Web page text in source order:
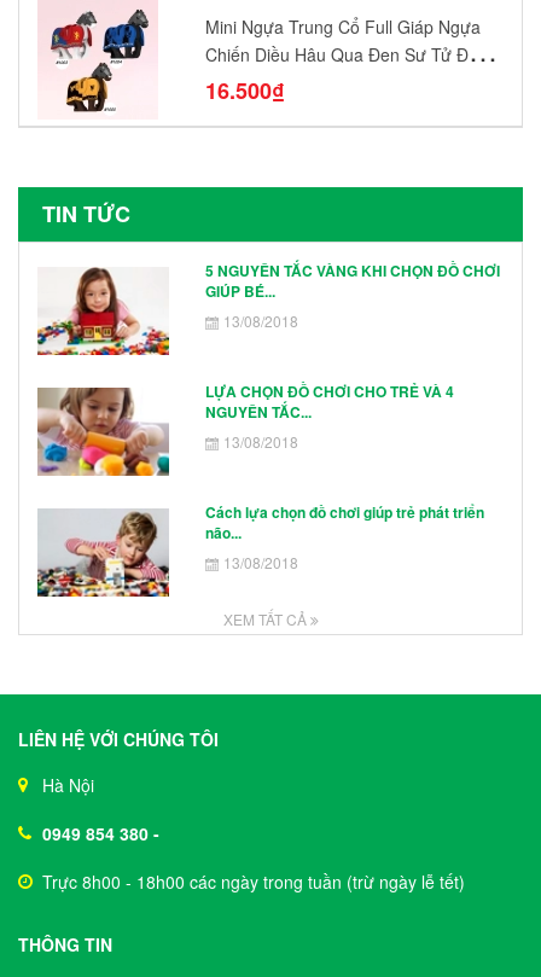
Mini Ngựa Trung Cổ Full Giáp Ngựa
Chiến Diều Hâu Quạ Đen Sư Tử Đỏ
N1003 - N1005 Đồ Chơi Lắp Ráp Mô
Hình Nhân Vật
16.500₫
TIN TỨC
5 NGUYÊN TẮC VÀNG KHI CHỌN ĐỒ CHƠI
GIÚP BÉ...
13/08/2018
LỰA CHỌN ĐỒ CHƠI CHO TRẺ VÀ 4
NGUYÊN TẮC...
13/08/2018
Cách lựa chọn đồ chơi giúp trẻ phát triển
não...
13/08/2018
XEM TẤT CẢ
LIÊN HỆ VỚI CHÚNG TÔI
Hà Nội
0949 854 380 -
Trực 8h00 - 18h00 các ngày trong tuần (trừ ngày lễ tết)
THÔNG TIN